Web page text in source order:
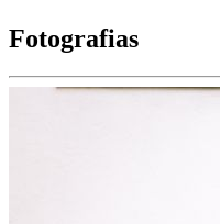
Fotografias